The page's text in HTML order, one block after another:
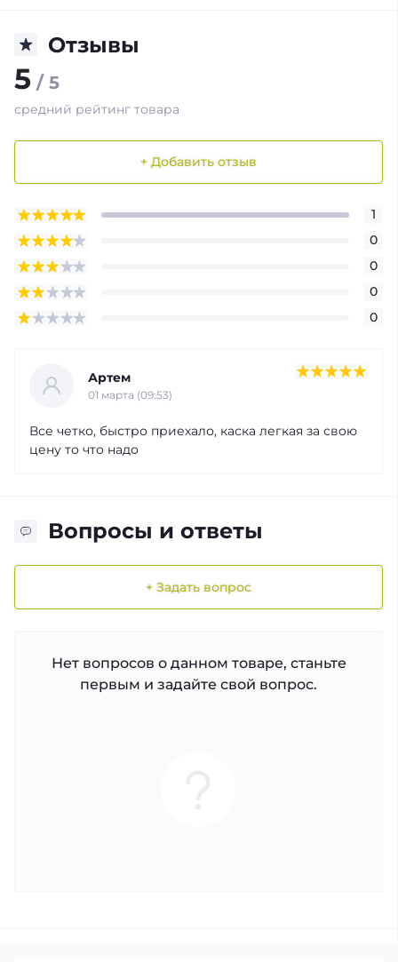
Отзывы
5 / 5
средний рейтинг товара
+ Добавить отзыв
1
0
0
0
0
Артем
01 марта (09:53)
Все четко, быстро приехало, каска легкая за свою
цену то что надо
Вопросы и ответы
+ Задать вопрос
Нет вопросов о данном товаре, станьте
первым и задайте свой вопрос.